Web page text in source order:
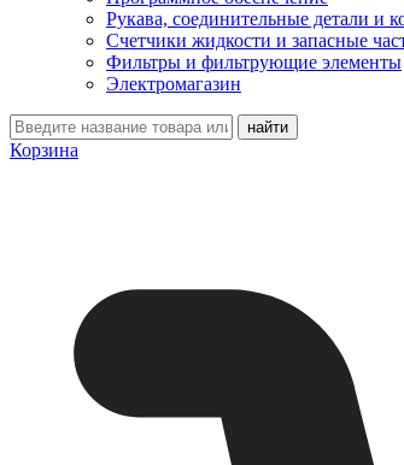
Рукава, соединительные детали и
Счетчики жидкости и запасные
Фильтры и фильтрующие элементы
Электромагазин
Корзина